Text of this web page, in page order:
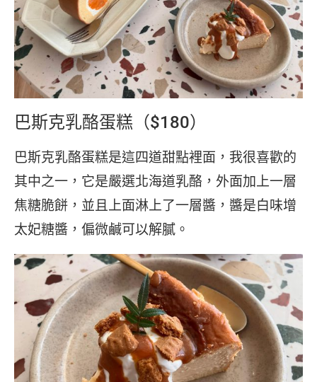
巴斯克乳酪蛋糕（$180）
巴斯克乳酪蛋糕是這四道甜點裡面，我很喜歡的
其中之一，它是嚴選北海道乳酪，外面加上一層
焦糖脆餅，並且上面淋上了一層醬，醬是白味增
太妃糖醬，偏微鹹可以解膩。